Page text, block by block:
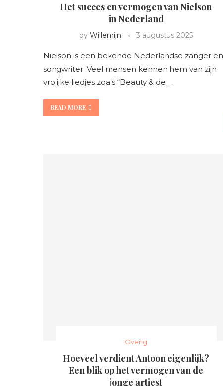
Het succes en vermogen van Nielson
in Nederland
by Willemijn 3 augustus 2025
Nielson is een bekende Nederlandse zanger en
songwriter. Veel mensen kennen hem van zijn
vrolijke liedjes zoals “Beauty & de …
READ MORE
Overig
Hoeveel verdient Antoon eigenlijk?
Een blik op het vermogen van de
jonge artiest